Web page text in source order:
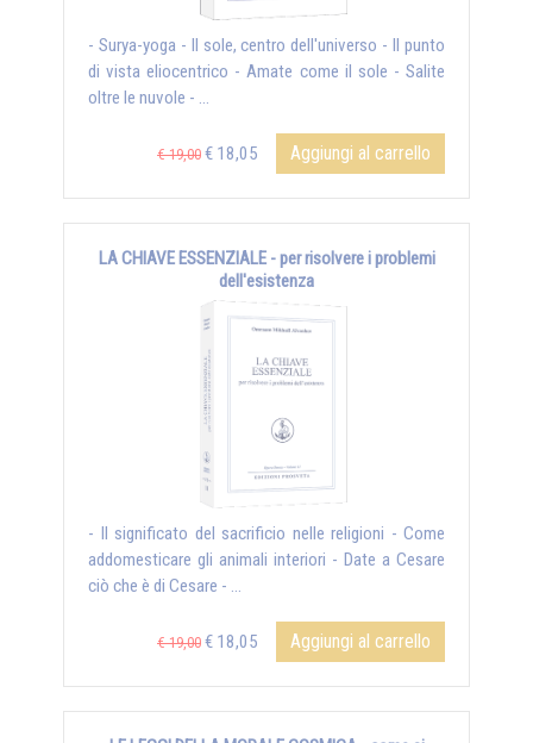
- Surya-yoga - Il sole, centro dell'universo - Il punto
di vista eliocentrico - Amate come il sole - Salite
oltre le nuvole - ...
€ 19,00 € 18,05 Aggiungi al carrello
LA CHIAVE ESSENZIALE - per risolvere i problemi
dell'esistenza
- Il significato del sacrificio nelle religioni - Come
addomesticare gli animali interiori - Date a Cesare
ciò che è di Cesare - ...
€ 19,00 € 18,05 Aggiungi al carrello